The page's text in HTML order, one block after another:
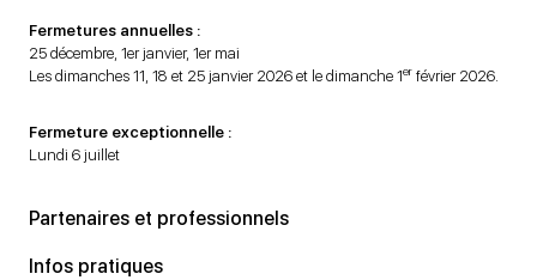
Fermetures annuelles :
25 décembre, 1er janvier, 1er mai
Les dimanches 11, 18 et 25 janvier 2026 et le dimanche 1er février 2026.
Fermeture exceptionnelle :
Lundi 6 juillet
Partenaires et professionnels
Infos pratiques